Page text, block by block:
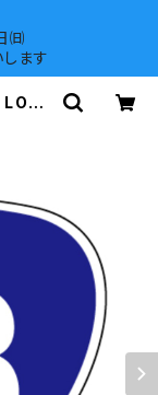
㈰
ます